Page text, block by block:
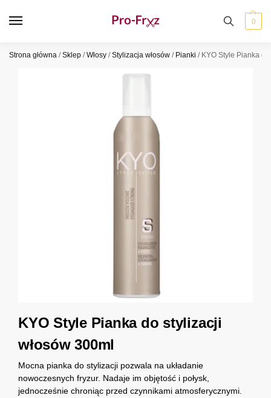
0
Strona główna /Sklep /Włosy /Stylizacja włosów / Pianki / KYO Style Pianka
KYO Style Pianka do stylizacji
włosów 300ml
Mocna pianka do stylizacji pozwala na układanie
nowoczesnych fryzur. Nadaje im objętość i połysk,
jednocześnie chroniąc przed czynnikami atmosferycznymi.